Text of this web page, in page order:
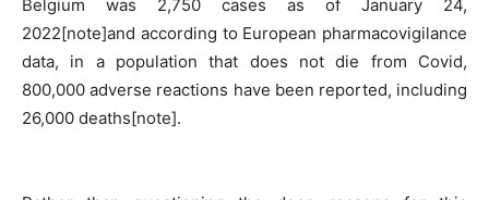
Belgium was 2,750 cases as of January 24,
2022[note]and according to European pharmacovigilance
data, in a population that does not die from Covid,
800,000 adverse reactions have been reported, including
26,000 deaths[note].